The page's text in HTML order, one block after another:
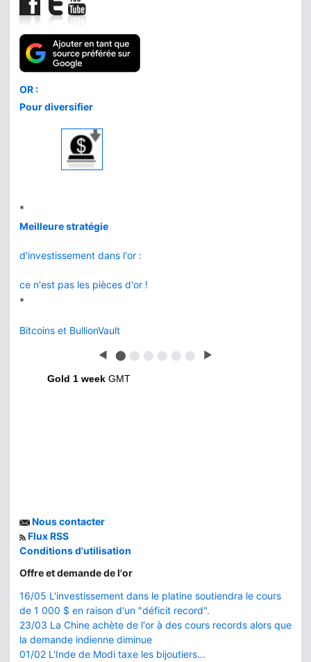
Comment acheter
au meilleur prix
vs BullionVault
*
◀ ⬤ ⬤ ⬤ ⬤ ⬤ ⬤ ▶
Gold 1 week GMT
Nous contacter
Flux RSS
Conditions d'utilisation
Offre et demande de l'or
16/05 L'investissement dans le platine soutiendra le cours
de 1 000 $ en raison d'un "déficit record".
23/03 La Chine achète de l'or à des cours records alors que
la demande indienne diminue
01/02 L'Inde de Modi taxe les bijoutiers...